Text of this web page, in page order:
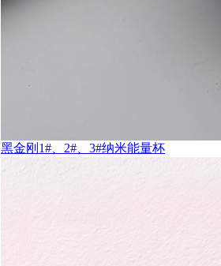
黑金刚1#、2#、3#纳米能量杯